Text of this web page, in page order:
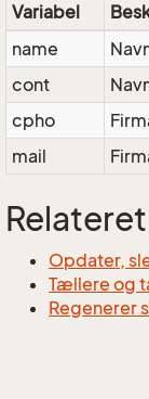
Variabel
name
cont
cpho
mail
Opdater,
Tællere og
Regenerer